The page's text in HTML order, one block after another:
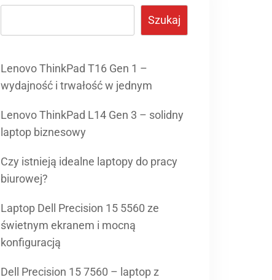
Szukaj
Lenovo ThinkPad T16 Gen 1 –
wydajność i trwałość w jednym
Lenovo ThinkPad L14 Gen 3 – solidny
laptop biznesowy
Czy istnieją idealne laptopy do pracy
biurowej?
Laptop Dell Precision 15 5560 ze
świetnym ekranem i mocną
konfiguracją
Dell Precision 15 7560 – laptop z